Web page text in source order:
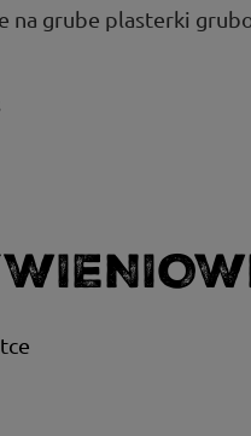
na grube plasterki